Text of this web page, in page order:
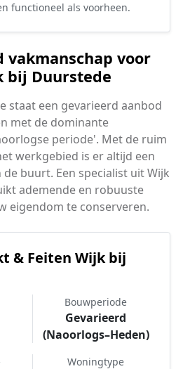
functioneel als voorheen.
vakmanschap voor
bij Duurstede
staat een gevarieerd aanbod
met de dominante
periode'. Met de ruim
werkgebied is er altijd een
buurt. Een specialist uit Wijk
ademende en robuuste
eigendom te conserveren.
& Feiten Wijk bij
Bouwperiode
Gevarieerd
(Naoorlogs–Heden)
Woningtype